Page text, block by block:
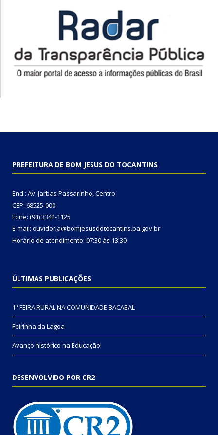
PREFEITURA DE BOM JESUS DO TOCANTINS
End.: Av. Jarbas Passarinho, Centro
CEP: 68525-000
Fone: (94) 3341-1125
E-mail: ouvidoria@bomjesusdotocantins.pa.gov.br
Horário de atendimento: 07:30 às 13:30
ÚLTIMAS PUBLICAÇÕES
1ª FEIRA RURAL NA COMUNIDADE BACABAL
Feirinha da Lagoa
Avanço histórico na Educação!
DESENVOLVIDO POR CR2